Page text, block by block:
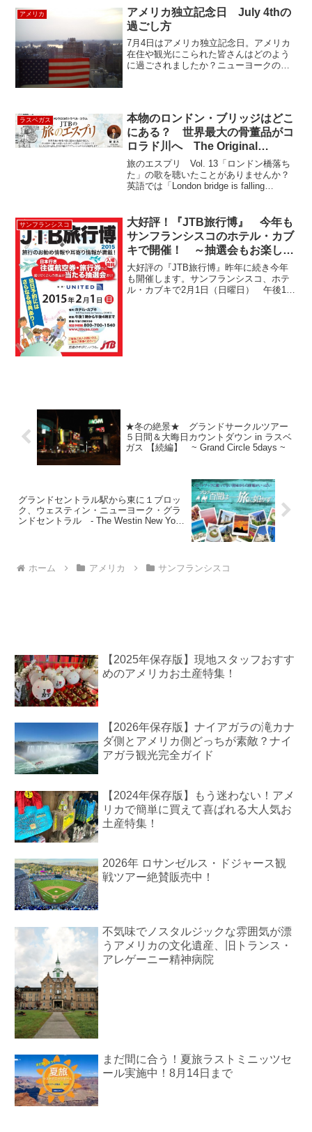
に食べたいと思っていた念願のロブスタ
ースープそれも、港近くの...
アメリカ
アメリカ独立記念日 July 4thの
過ごし方
7月4日はアメリカ独立記念日。アメリカ
在住や観光にこられた皆さんはどのよう
に過ごされましたか？ニューヨークの独
花火が夜空...
ラスベガス
本物のロンドン・ブリッジはどこ
にある？ 世界最大の骨董品がコ
ロラド川へ The Original
London Bridge
旅のエスプリ Vol. 13「ロンドン橋落ち
た」の歌を聴いたことがありませんか？
英語では「London bridge is falling
り、イギリスのロンドンに...
サンフランシスコ
大好評！『JTB旅行博』 今年も
サンフランシスコのホテル・カブ
キで開催！ ～抽選会もお楽しみ
～
大好評の『JTB旅行博』昨年に続き今年
も開催します。サンフランシスコ、ホテ
ル・カブキで2月1日（日曜日） 午後1：
★冬の絶景★ グランドサークルツアー
５日間＆大晦日カウントダウン in ラスベ
ガス 【続編】 ~ Grand Circle 5days ~
グランドセントラル駅から東に１ブロッ
ク、ウェスティン・ニューヨーク・グラ
ンドセントラル - The Westin New York
ホーム アメリカ サンフランシスコ
【2025年保存版】現地スタッフおすす
めのアメリカお土産特集！
【2026年保存版】ナイアガラの滝カナ
ダ側とアメリカ側どっちが素敵？ナイ
アガラ観光完全ガイド
【2024年保存版】もう迷わない！アメ
リカで簡単に買えて喜ばれる大人気お
土産特集！
2026年 ロサンゼルス・ドジャース観
戦ツアー絶賛販売中！
不気味でノスタルジックな雰囲気が漂
うアメリカの文化遺産、旧トランス・
アレゲーニー精神病院
まだ間に合う！夏旅ラストミニッツセ
ール実施中！8月14日まで